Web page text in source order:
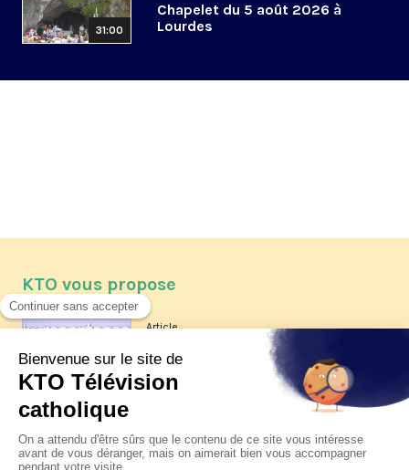
31:00
Chapelet du 5 août 2026 à
Lourdes
KTO vous propose
Article
Les reportages d'été 2026 de KTO
La visite pastorale du pape Léon
XIV à Assise à suivre sur KTO le
jeudi 6 août